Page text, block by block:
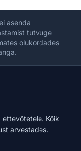
asenda
tutvuge
olukordades
ettevõtetele. Kõik
arvestades.